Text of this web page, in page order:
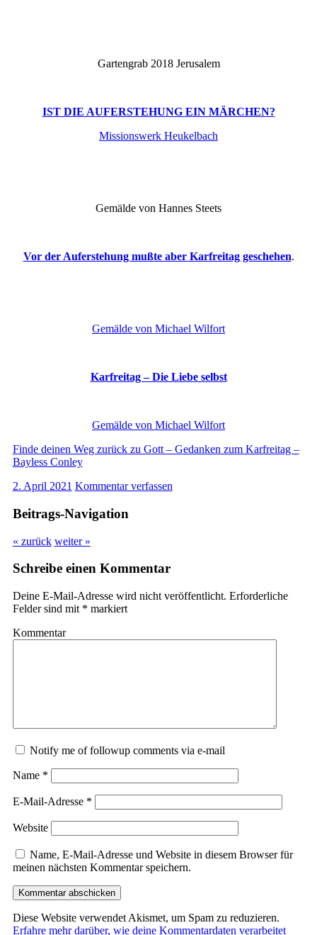
Gartengrab 2018 Jerusalem
IST DIE AUFERSTEHUNG EIN MÄRCHEN?
Missionswerk Heukelbach
Gemälde von Hannes Steets
Vor der Auferstehung mußte aber Karfreitag geschehen.
Gemälde von Michael Wilfort
Karfreitag – Die Liebe selbst
Gemälde von Michael Wilfort
Finde deinen Weg zurück zu Gott – Gedanken zum Karfreitag –
Bayless Conley
2. April 2021 Kommentar verfassen
Beitrags-Navigation
« zurück weiter »
Schreibe einen Kommentar
Deine E-Mail-Adresse wird nicht veröffentlicht. Erforderliche
Felder sind mit * markiert
Kommentar
Notify me of followup comments via e-mail
Name *
E-Mail-Adresse *
Website
Name, E-Mail-Adresse und Website in diesem Browser für
meinen nächsten Kommentar speichern.
Diese Website verwendet Akismet, um Spam zu reduzieren.
Erfahre mehr darüber, wie deine Kommentardaten verarbeitet